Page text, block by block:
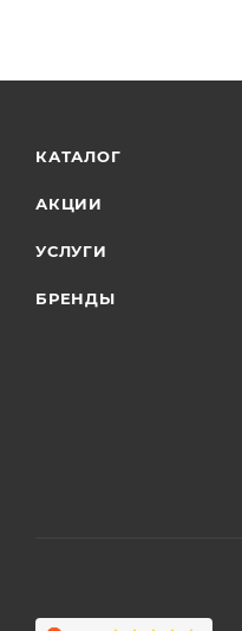
КАТАЛОГ
АКЦИИ
УСЛУГИ
БРЕНДЫ